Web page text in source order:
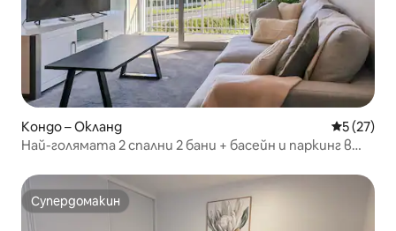
Кондо – Окланд Средна
5 (27)
Най-голямата 2 спални 2 бани + басейн и паркинг в
Супердомакин
Супердомакин